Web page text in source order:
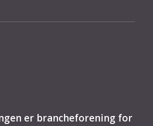
er brancheforening for